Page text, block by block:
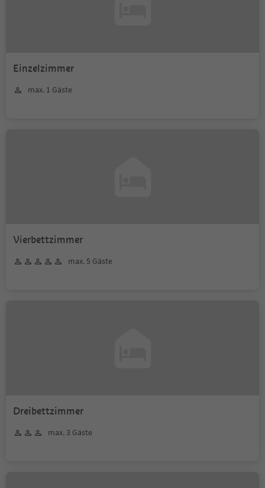
Einzelzimmer
max. 1 Gäste
Vierbettzimmer
max. 5 Gäste
Dreibettzimmer
max. 3 Gäste